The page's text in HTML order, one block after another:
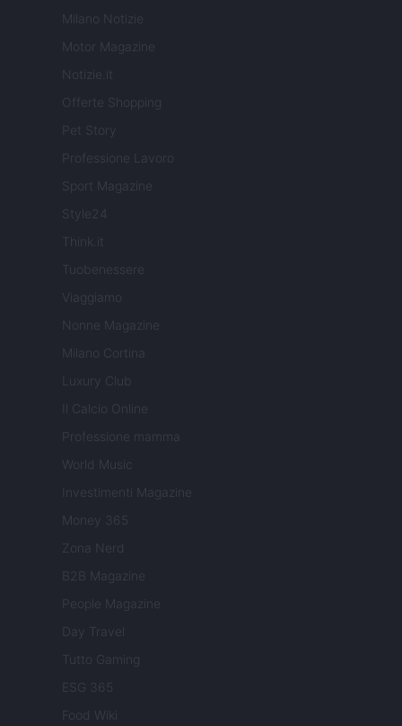
Milano Notizie
Motor Magazine
Notizie.it
Offerte Shopping
Pet Story
Professione Lavoro
Sport Magazine
Style24
Think.it
Tuobenessere
Viaggiamo
Nonne Magazine
Milano Cortina
Luxury Club
Il Calcio Online
Professione mamma
World Music
Investimenti Magazine
Money 365
Zona Nerd
B2B Magazine
People Magazine
Day Travel
Tutto Gaming
ESG 365
Food Wiki